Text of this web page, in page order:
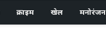
क्राइम खेल मनोरंजन